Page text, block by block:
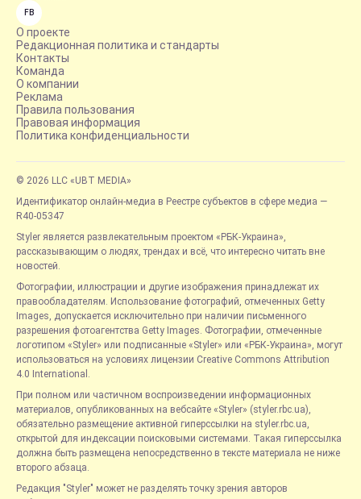
FB
О проекте
Редакционная политика и стандарты
Контакты
Команда
О компании
Реклама
Правила пользования
Правовая информация
Политика конфиденциальности
© 2026 LLC «UBT MEDIA»
Идентификатор онлайн-медиа в Реестре субъектов в сфере медиа —
R40-05347
Styler является развлекательным проектом «РБК-Украина»,
рассказывающим о людях, трендах и всё, что интересно читать вне
новостей.
Фотографии, иллюстрации и другие изображения принадлежат их
правообладателям. Использование фотографий, отмеченных Getty
Images, допускается исключительно при наличии письменного
разрешения фотоагентства Getty Images. Фотографии, отмеченные
логотипом «Styler» или подписанные «Styler» или «РБК-Украина», могут
использоваться на условиях лицензии Creative Commons Attribution
4.0 International.
При полном или частичном воспроизведении информационных
материалов, опубликованных на вебсайте «Styler» (styler.rbc.ua),
обязательно размещение активной гиперссылки на styler.rbc.ua,
открытой для индексации поисковыми системами. Такая гиперссылка
должна быть размещена непосредственно в тексте материала не ниже
второго абзаца.
Редакция "Styler" может не разделять точку зрения авторов